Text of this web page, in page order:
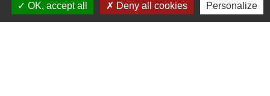
OK, accept all
Deny all cookies Personalize